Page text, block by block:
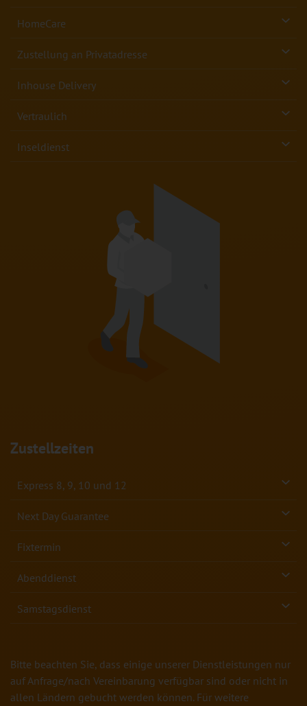
HomeCare
Zustellung an Privatadresse
Inhouse Delivery
Vertraulich
Inseldienst
Zustellzeiten
Express 8, 9, 10 und 12
Next Day Guarantee
Fixtermin
Abenddienst
Samstagsdienst
Bitte beachten Sie, dass einige unserer Dienstleistungen nur
auf Anfrage/nach Vereinbarung verfügbar sind oder nicht in
allen Ländern gebucht werden können. Für weitere